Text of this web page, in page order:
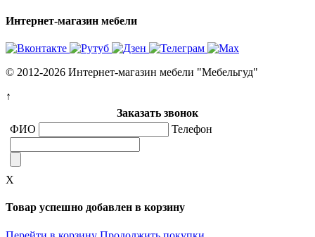
Интернет-магазин мебели
© 2012-2026 Интернет-магазин мебели "Мебельгуд"
↑
Заказать звонок
ФИО
Телефон
X
Товар успешно добавлен в корзину